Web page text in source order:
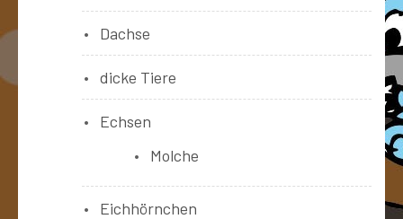
Dachse
dicke Tiere
Echsen
Molche
Eichhörnchen